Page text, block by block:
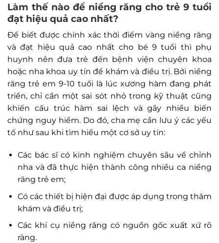
Làm thế nào để niềng răng cho trẻ 9 tuổi
đạt hiệu quả cao nhất?
Để biết được chính xác thời điểm vàng niềng răng
và đạt hiệu quả cao nhất cho bé 9 tuổi thì phụ
huynh nên đưa trẻ đến bệnh viện chuyên khoa
hoặc nha khoa uy tín để khám và điều trị. Bởi niềng
răng trẻ em 9-10 tuổi là lúc xương hàm đang phát
triển, chỉ cần một sai sót nhỏ trong kỹ thuật cũng
khiến cấu trúc hàm sai lệch và gây nhiều biến
chứng nguy hiểm. Do đó, cha mẹ cần lưu ý các yếu
tố như sau khi tìm hiểu một cơ sở uy tín:
Các bác sĩ có kinh nghiệm chuyên sâu về chỉnh
nha và đã thực hiện thành công nhiều ca niềng
răng trẻ em;
Có các thiết bị hiện đại được áp dụng trong thăm
khám và điều trị;
Các khí cụ niềng răng có nguồn gốc xuất xứ rõ
ràng.